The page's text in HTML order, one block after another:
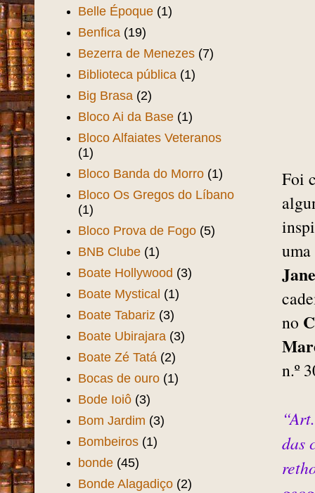
Foi
no
n.º
das
Belle Époque (1)
Benfica (19)
Bezerra de Menezes (7)
Biblioteca pública (1)
Big Brasa (2)
Bloco Ai da Base (1)
Bloco Alfaiates Veteranos
(1)
Bloco Banda do Morro (1)
Bloco Os Gregos do Líbano
(1)
Bloco Prova de Fogo (5)
BNB Clube (1)
Boate Hollywood (3)
Boate Mystical (1)
Boate Tabariz (3)
Boate Ubirajara (3)
Boate Zé Tatá (2)
Bocas de ouro (1)
Bode Ioiô (3)
Bom Jardim (3)
Bombeiros (1)
bonde (45)
Bonde Alagadiço (2)